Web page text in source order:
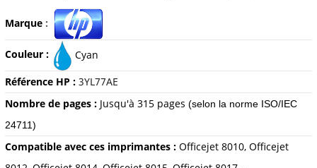
Marque:
Couleur : Cyan
Référence HP : 3YL77AE
Nombre de pages :Jusqu'à 31 5 pages (selon la norme ISO/IEC
24711)
Compatible avec ces imprimantes : Officejet 8010, Officejet